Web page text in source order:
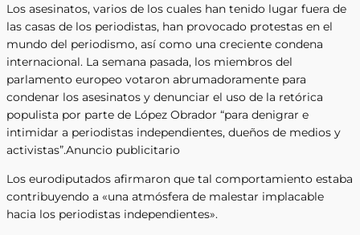
Los asesinatos, varios de los cuales han tenido lugar fuera de
las casas de los periodistas, han provocado protestas en el
mundo del periodismo, así como una creciente condena
internacional. La semana pasada, los miembros del
parlamento europeo votaron abrumadoramente para
condenar los asesinatos y denunciar el uso de la retórica
populista por parte de López Obrador “para denigrar e
intimidar a periodistas independientes, dueños de medios y
activistas”.Anuncio publicitario
Los eurodiputados afirmaron que tal comportamiento estaba
contribuyendo a «una atmósfera de malestar implacable
hacia los periodistas independientes».